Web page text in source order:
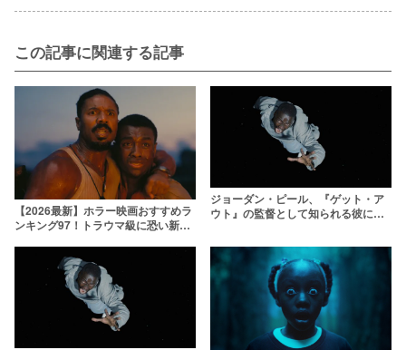
この記事に関連する記事
【2026最新】ホラー映画おすすめラ
ンキング97！トラウマ級に恐い新旧
ジョーダン・ピール、『ゲット・ア
ウト』の監督として知られる彼に注